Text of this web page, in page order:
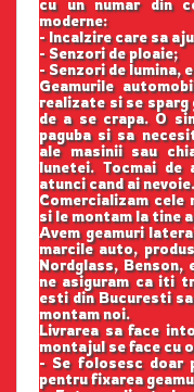
cu un numar din
moderne:
- Incalzire care sa
- Senzori de ploaie;
- Senzori de lumina,
Geamurile
realizate si se
de a se crapa. O
paguba si sa
ale masinii sau
lunetei. Tocmai de
atunci cand ai nevoie.
Comercializam cele
si le montam la tine
Avem geamuri
marcile auto,
Nordglass, Benson,
ne asiguram ca iti
esti din Bucuresti
montam noi.
Livrarea sa face
montajul se face cu
- Se folosesc doar
pentru fixarea